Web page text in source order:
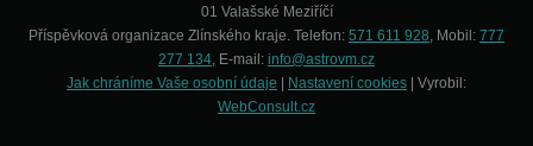
01 Valašské Meziříčí
Příspěvková organizace Zlínského kraje. Telefon: 571 611 928, Mobil: 777
277 134, E-mail: info@astrovm.cz
Jak chráníme Vaše osobní údaje
Nastavení cookies | Vyrobil:
WebConsult.cz